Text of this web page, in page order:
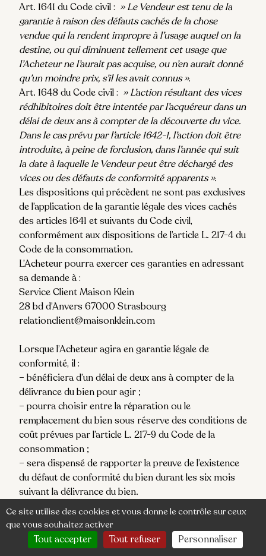
Art. 1641 du Code civil : » Le Vendeur est tenu de la
garantie à raison des défauts cachés de la chose
vendue qui la rendent impropre à l’usage auquel on la
destine, ou qui diminuent tellement cet usage que
l’Acheteur ne l’aurait pas acquise, ou n’en aurait donné
qu’un moindre prix, s’il les avait connus ».
Art. 1648 du Code civil : » L’action résultant des vices
rédhibitoires doit être intentée par l’acquéreur dans un
délai de deux ans à compter de la découverte du vice.
Dans le cas prévu par l’article 1642-1, l’action doit être
introduite, à peine de forclusion, dans l’année qui suit
la date à laquelle le Vendeur peut être déchargé des
vices ou des défauts de conformité apparents ».
Les dispositions qui précèdent ne sont pas exclusives
de l’application de la garantie légale des vices cachés
des articles 1641 et suivants du Code civil,
conformément aux dispositions de l’article L. 217-4 du
Code de la consommation.
L’Acheteur pourra exercer ces garanties en adressant
sa demande à :
Service Client Maison Klein
28 bd d’Anvers 67000 Strasbourg
relationclient@maisonklein.com
Lorsque l’Acheteur agira en garantie légale de
conformité, il :
– bénéficiera d’un délai de deux ans à compter de la
délivrance du bien pour agir ;
– pourra choisir entre la réparation ou le
remplacement du bien sous réserve des conditions de
coût prévues par l’article L. 217-9 du Code de la
consommation ;
– sera dispensé de rapporter la preuve de l’existence
du défaut de conformité du bien durant les six mois
suivant la délivrance du bien.
L’Acheteur pourra également décider de mettre en
œuvre la garantie contre les défauts cachés de la
chose vendue au sens de l’article 1641 du Code civil et,
dans cette hypothèse, il peut choisir entre la
Ce site utilise des cookies et vous donne le contrôle sur ceux
que vous souhaitez activer
Tout accepter Tout refuser Personnaliser